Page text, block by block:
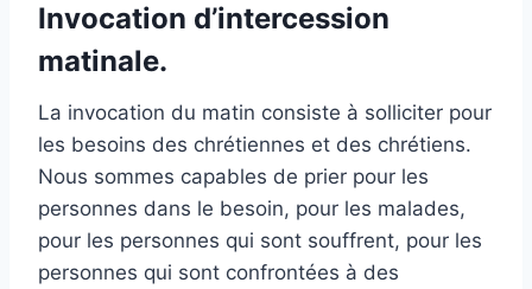
Invocation d’intercession
matinale.
La invocation du matin consiste à solliciter pour
les besoins des chrétiennes et des chrétiens.
Nous sommes capables de prier pour les
personnes dans le besoin, pour les malades,
pour les personnes qui sont souffrent, pour les
personnes qui sont confrontées à des